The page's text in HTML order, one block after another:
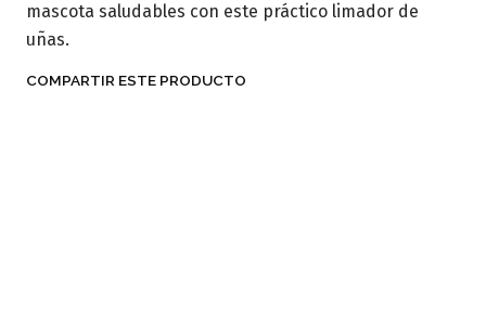
mascota saludables con este práctico limador de
uñas.
COMPARTIR ESTE PRODUCTO